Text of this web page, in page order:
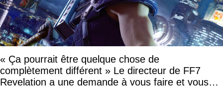
« Ça pourrait être quelque chose de
complètement différent » Le directeur de FF7
Revelation a une demande à vous faire et vous